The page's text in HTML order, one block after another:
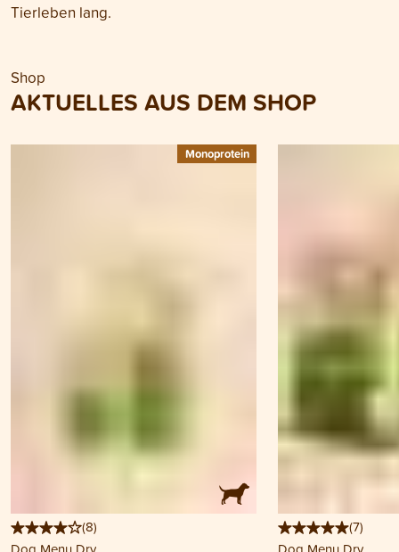
Tierleben lang.
Shop
AKTUELLES AUS DEM SHOP
Monoprotein
(8)
(7)